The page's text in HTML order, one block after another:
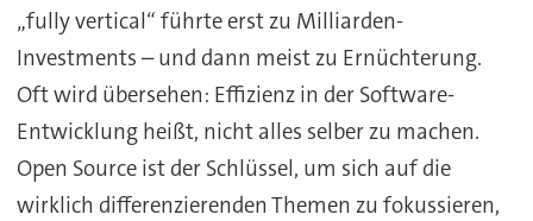
„fully vertical“ führte erst zu Milliarden-
Investments – und dann meist zu Ernüchterung.
Oft wird übersehen: Effizienz in der Software-
Entwicklung heißt, nicht alles selber zu machen.
Open Source ist der Schlüssel, um sich auf die
wirklich differenzierenden Themen zu fokussieren,